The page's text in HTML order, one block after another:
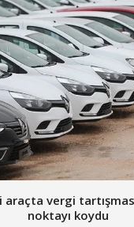
vergi
noktayı koydu